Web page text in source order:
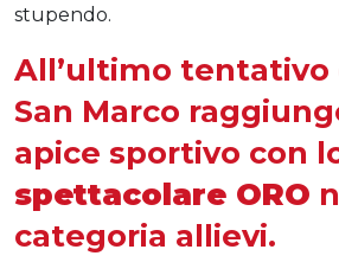
stupendo.
All’ultimo tentativo
San Marco
apice sportivo con
spettacolare ORO
categoria allievi.